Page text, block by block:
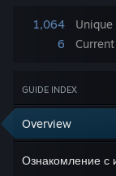
1,064
6
GUIDE INDEX
Overview
Ознакомление с
В этом
геймплее,
и делюсь
2